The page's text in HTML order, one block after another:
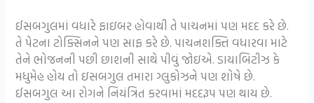
ઈસબગુલમાં વધારે ફાઇબર હોવાથી તે પાચનમાં પણ મદદ કરે છે.
તે પેટના ટોક્સિનને પણ સાફ કરે છે. પાચનશક્તિ વધારવા માટે
તેને ભોજનની પછી છાશની સાથે પીવું જોઇએ. ડાયાબિટીઝ કે
મધુમેહ હોય તો ઇસબગુલ તમારા ગ્લુકોઝને પણ શોષે છે.
ઈસબગુલ આ રોગને નિયંત્રિત કરવામાં મદદરૂપ પણ થાય છે.